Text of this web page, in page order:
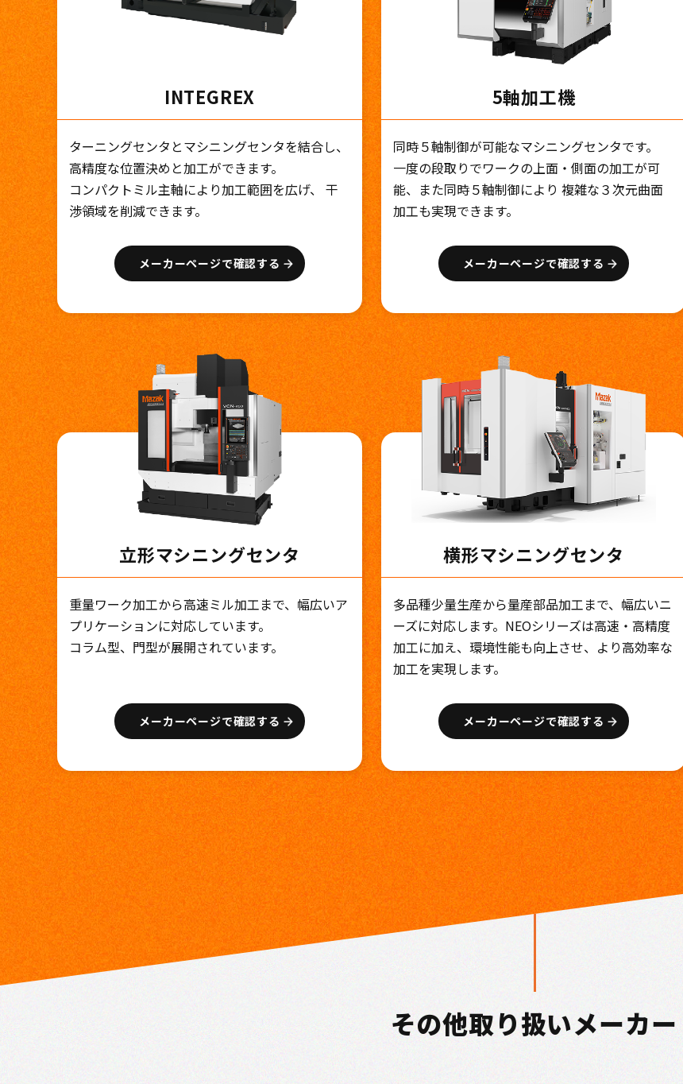
INTEGREX
ターニングセンタとマシニングセンタを結合し、
高精度な位置決めと加工ができます。
コンパクトミル主軸により加工範囲を広げ、 干
渉領域を削減できます。
メーカーページで確認する
5軸加工機
同時５軸制御が可能なマシニングセンタです。
一度の段取りでワークの上面・側面の加工が可
能、また同時５軸制御により 複雑な３次元曲面
加工も実現できます。
メーカーページで確認する
立形マシニングセンタ
重量ワーク加工から高速ミル加工まで、幅広いア
プリケーションに対応しています。
コラム型、門型が展開されています。
メーカーページで確認する
横形マシニングセンタ
多品種少量生産から量産部品加工まで、幅広いニ
ーズに対応します。NEOシリーズは高速・高精度
加工に加え、環境性能も向上させ、より高効率な
加工を実現します。
メーカーページで確認する
その他取り扱いメーカー